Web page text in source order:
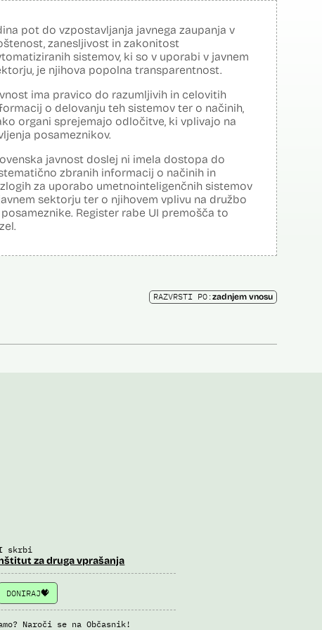
pot do vzpostavljanja javnega zaupanja v
zanesljivost in zakonitost
sistemov, ki so v uporabi v javnem
je njihova popolna transparentnost.
ima pravico do razumljivih in celovitih
o delovanju teh sistemov ter o načinih,
organi sprejemajo odločitve, ki vplivajo na
posameznikov.
javnost doslej ni imela dostopa do
zbranih informacij o načinih in
za uporabo umetnointeligenčnih sistemov
sektorju ter o njihovem vplivu na družbo
posameznike. Register rabe UI premošča to
RAZVRSTI PO:zadnjem vnosu
skrbi
za druga vprašanja
DONIRAJ
Naroči se na Občasnik!